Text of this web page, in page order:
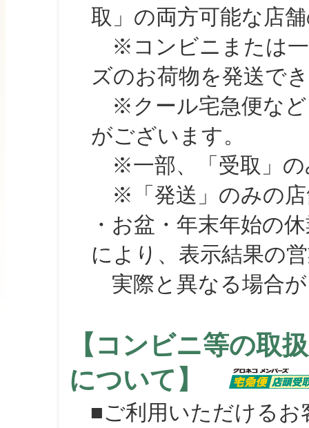
取」の両方可能な店
※コンビニまたは一
ズのお荷物を発送で
※クール宅急便など
がございます。
※一部、「受取」の
※「発送」のみの店
・お盆・年末年始の
により、表示結果の
実際と異なる場合が
【コンビニ等の取
について】
■ご利用いただけるお